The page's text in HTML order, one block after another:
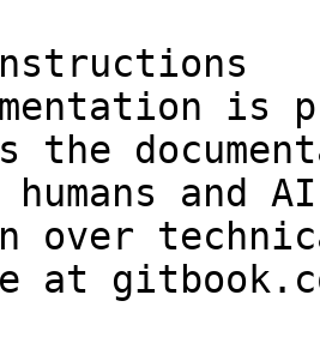
is
the
and
over
at